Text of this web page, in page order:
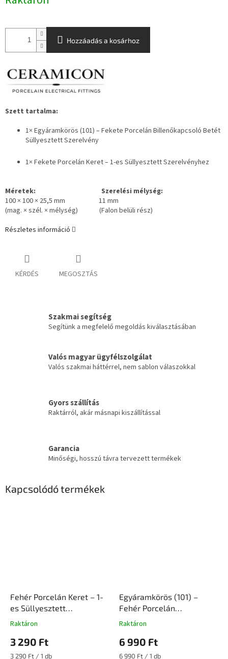
Hozzáadás a kosárhoz
Szett tartalma:
1× Egyáramkörös (101) – Fekete Porcelán Billenőkapcsoló Betét
Süllyesztett Szerelvény
1× Fekete Porcelán Keret – 1-es Süllyesztett Szerelvényhez
Méretek: Szerelési mélység:
100 × 100 × 25,5 mm 11 mm
(mag. × szél. × mélység) (Falon belüli rész)
Részletes információ
KÉRDÉS MEGOSZTÁS
Szakmai segítség
Segítünk a megfelelő megoldás kiválasztásában
Valós magyar ügyfélszolgálat
Valós szakmai háttérrel, nem sablon válaszokkal
Gyors szállítás
Raktárról, akár másnapi kiszállítással
Garancia
Minőségi, hosszú távra tervezett termékek
Kapcsolódó termékek
Fehér Porcelán Keret – 1-
es Süllyesztett
Szerelvényhez |
Raktáron
3 290 Ft
Egységár:
3 290 Ft / 1 db
Egyáramkörös (101) –
Fehér Porcelán
Billenőkapcsoló Betét
Ceramicon
Raktáron
6 990 Ft
Egységár:
6 990 Ft / 1 db